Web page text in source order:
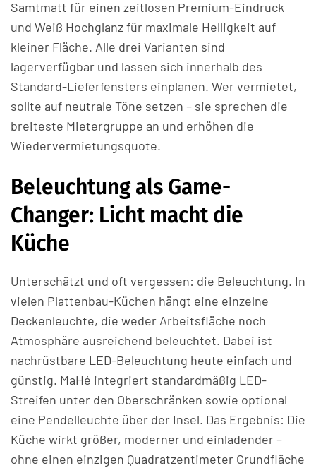
Samtmatt für einen zeitlosen Premium-Eindruck
und Weiß Hochglanz für maximale Helligkeit auf
kleiner Fläche. Alle drei Varianten sind
lagerverfügbar und lassen sich innerhalb des
Standard-Lieferfensters einplanen. Wer vermietet,
sollte auf neutrale Töne setzen – sie sprechen die
breiteste Mietergruppe an und erhöhen die
Wiedervermietungsquote.
Beleuchtung als Game-
Changer: Licht macht die
Küche
Unterschätzt und oft vergessen: die Beleuchtung. In
vielen Plattenbau-Küchen hängt eine einzelne
Deckenleuchte, die weder Arbeitsfläche noch
Atmosphäre ausreichend beleuchtet. Dabei ist
nachrüstbare LED-Beleuchtung heute einfach und
günstig. MaHé integriert standardmäßig LED-
Streifen unter den Oberschränken sowie optional
eine Pendelleuchte über der Insel. Das Ergebnis: Die
Küche wirkt größer, moderner und einladender –
ohne einen einzigen Quadratzentimeter Grundfläche